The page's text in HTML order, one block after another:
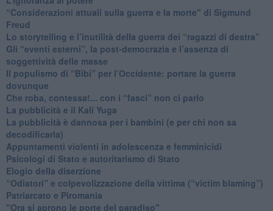
​“Considerazioni attuali sulla guerra e la morte" di Sigmund
Freud
​Lo storytelling e l’inutilità della guerra dei “ragazzi di destra”
​Gli “eventi esterni”, la post-democrazia e l’assenza di
soggettività delle masse
​Il populismo di “Bibi” per l’Occidente: portare la guerra
dovunque
​Che roba, contessa!... con i “fasci” non ci parlo
La pubblicità e il Kali Yuga
​La pubblicità è dannosa per i bambini (e per chi non sa
decodificarla)
​Appuntamenti violenti in adolescenza e femminicidi
​Psicologi di Stato e autoritarismo di Stato
Elogio della diserzione
“Odiatori” e colpevolizzazione della vittima (“victim blaming”)
​Patriarcato e Piromania
"Ora si aprono le porte del paradiso"